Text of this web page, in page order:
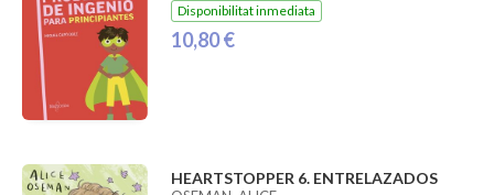
Disponibilitat inmediata
10,80 €
HEARTSTOPPER 6. ENTRELAZADOS